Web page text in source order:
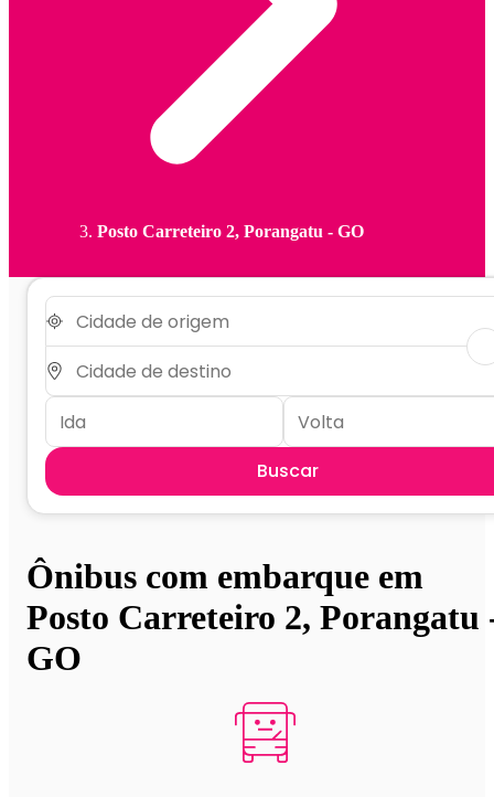
Posto Carreteiro 2, Porangatu - GO
Buscar
Ônibus com embarque em
Posto Carreteiro 2, Porangatu
GO